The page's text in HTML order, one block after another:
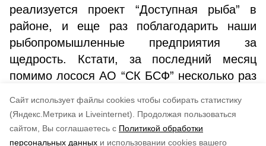
Cайт использует файлы cookies чтобы собирать статистику
(Яндекс.Метрика и Liveinternet).
Продолжая пользоваться
сайтом, Вы соглашаетесь с Политикой обработки
персональных данных и использовании cookies вашего
реализуется проект “Доступная рыба” в
районе, и еще раз поблагодарить наши
рыбопромышленные предприятия за
щедрость. Кстати, за последний месяц
помимо лосося АО “СК БСФ” несколько раз
белорыбицу.